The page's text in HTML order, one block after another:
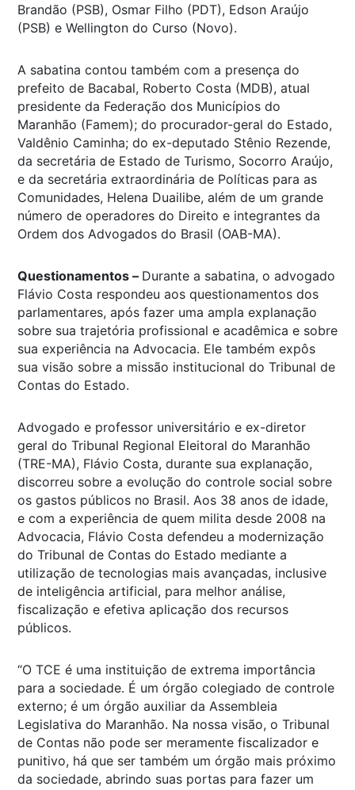
Brandão (PSB), Osmar Filho (PDT), Edson Araújo
(PSB) e Wellington do Curso (Novo).
A sabatina contou também com a presença do
prefeito de Bacabal, Roberto Costa (MDB), atual
presidente da Federação dos Municípios do
Maranhão (Famem); do procurador-geral do Estado,
Valdênio Caminha; do ex-deputado Stênio Rezende,
da secretária de Estado de Turismo, Socorro Araújo,
e da secretária extraordinária de Políticas para as
Comunidades, Helena Duailibe, além de um grande
número de operadores do Direito e integrantes da
Ordem dos Advogados do Brasil (OAB-MA).
Questionamentos – Durante a sabatina, o advogado
Flávio Costa respondeu aos questionamentos dos
parlamentares, após fazer uma ampla explanação
sobre sua trajetória profissional e acadêmica e sobre
sua experiência na Advocacia. Ele também expôs
sua visão sobre a missão institucional do Tribunal de
Contas do Estado.
Advogado e professor universitário e ex-diretor
geral do Tribunal Regional Eleitoral do Maranhão
(TRE-MA), Flávio Costa, durante sua explanação,
discorreu sobre a evolução do controle social sobre
os gastos públicos no Brasil. Aos 38 anos de idade,
e com a experiência de quem milita desde 2008 na
Advocacia, Flávio Costa defendeu a modernização
do Tribunal de Contas do Estado mediante a
utilização de tecnologias mais avançadas, inclusive
de inteligência artificial, para melhor análise,
fiscalização e efetiva aplicação dos recursos
públicos.
“O TCE é uma instituição de extrema importância
para a sociedade. É um órgão colegiado de controle
externo; é um órgão auxiliar da Assembleia
Legislativa do Maranhão. Na nossa visão, o Tribunal
de Contas não pode ser meramente fiscalizador e
punitivo, há que ser também um órgão mais próximo
da sociedade, abrindo suas portas para fazer um